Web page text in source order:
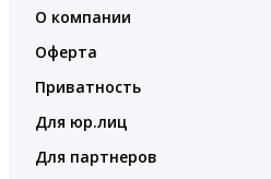
О компании
Оферта
Приватность
Для юр.лиц
Для партнеров